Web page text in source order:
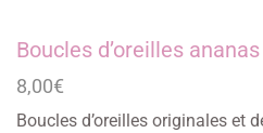
Boucles d’oreilles
8,00€
Boucles d’oreilles originales et